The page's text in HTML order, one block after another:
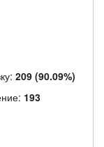
209 (90.09%)
193